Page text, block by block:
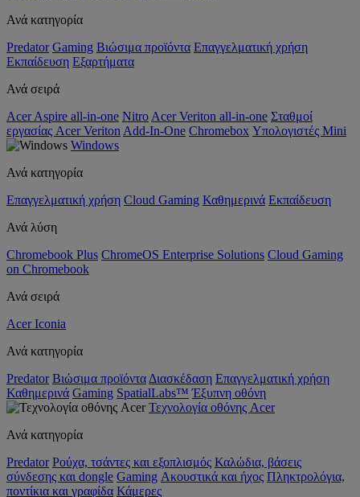
Ανά κατηγορία
Predator Gaming Βιώσιμα προϊόντα Επαγγελματική χρήση
Εκπαίδευση Εξαρτήματα
Ανά σειρά
Acer Aspire all-in-one Nitro Acer Veriton all-in-one Σταθμοί
εργασίας Acer Veriton Add-In-One Chromebox Υπολογιστές Mini
Windows
Ανά κατηγορία
Επαγγελματική χρήση Cloud Gaming Καθημερινά Εκπαίδευση
Ανά λύση
Chromebook Plus ChromeOS Enterprise Solutions Cloud Gaming
on Chromebook
Ανά σειρά
Acer Iconia
Ανά κατηγορία
Predator Βιώσιμα προϊόντα Διασκέδαση Επαγγελματική χρήση
Καθημερινά Gaming SpatialLabs™ Έξυπνη οθόνη
Τεχνολογία οθόνης Acer
Ανά κατηγορία
Predator Ρούχα, τσάντες και εξοπλισμός Καλώδια, βάσεις
σύνδεσης και dongle Gaming Ακουστικά και ήχος Πληκτρολόγια,
ποντίκια και γραφίδα Κάμερες